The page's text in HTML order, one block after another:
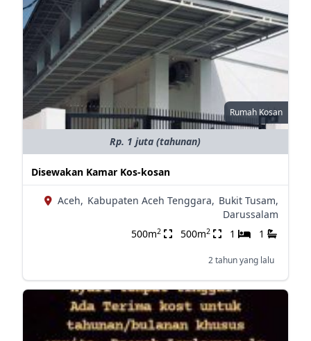
Rumah Kosan
Rp. 1 juta (tahunan)
Disewakan Kamar Kos-kosan
Aceh, Kabupaten Aceh Tenggara, Bukit Tusam,
Darussalam
500m2 500m2 1 1
2 tahun yang lalu